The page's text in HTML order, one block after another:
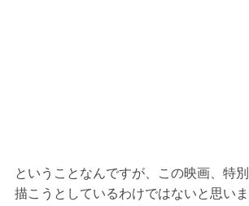
ということなんですが、この映画、特
描こうとしているわけではないと思い